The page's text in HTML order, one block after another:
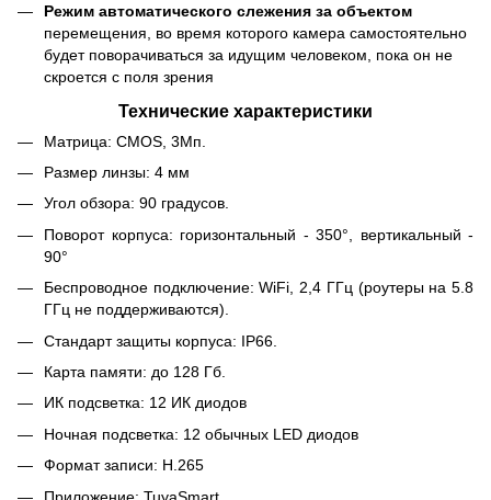
Режим автоматического слежения за объектом
перемещения, во время которого камера самостоятельно
будет поворачиваться за идущим человеком, пока он не
скроется с поля зрения
Технические характеристики
Матрица: CMOS, 3Мп.
Размер линзы: 4 мм
Угол обзора: 90 градусов.
Поворот корпуса: горизонтальный - 350°, вертикальный -
90°
Беспроводное подключение: WiFi, 2,4 ГГц (роутеры на 5.8
ГГц не поддерживаются).
Стандарт защиты корпуса: IP66.
Карта памяти: до 128 Гб.
ИК подсветка: 12 ИК диодов
Ночная подсветка: 12 обычных LED диодов
Формат записи: H.265
Приложение: TuyaSmart